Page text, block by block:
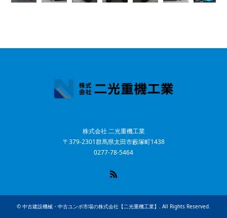
株式会社 二光重機工業
〒379-2301群馬県太田市藪塚町1438
0277-78-5464
© 中古建設機械・中古ユンボ市場の株式会社【二光重機工業】 . All Rights Reserved.